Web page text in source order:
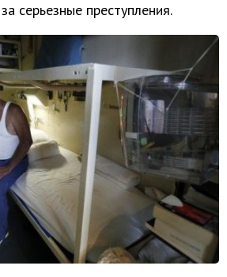
серьезные преступления.